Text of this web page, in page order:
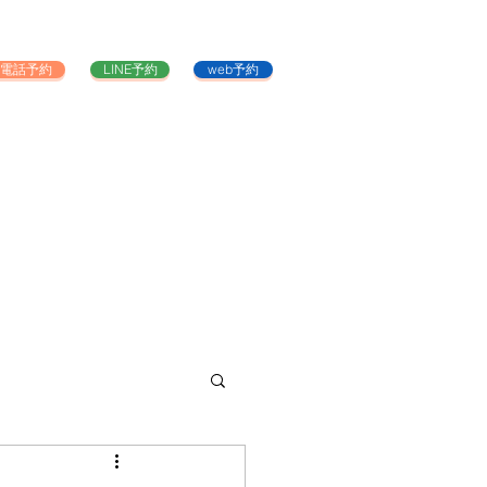
電話予約 LINE予約 web予約